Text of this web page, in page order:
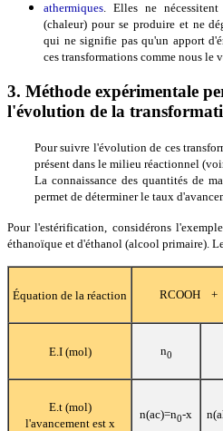
athermiques. Elles ne
(chaleur) pour se produire et ne
qui ne signifie pas qu'un apport
ces transformations comme nous le
3. Méthode expérimentale
l'évolution de la
Pour suivre l'évolution de ces
présent dans le milieu réactionnel
La connaissance des quantités de
permet de déterminer le taux
Pour l'estérification, considérons
éthanoïque et d'éthanol (alcool primaire).
Équation de la réaction RCOOH +
E.I (mol) n0
E.t (mol)
l'avancement est x
n(ac)=n0-x